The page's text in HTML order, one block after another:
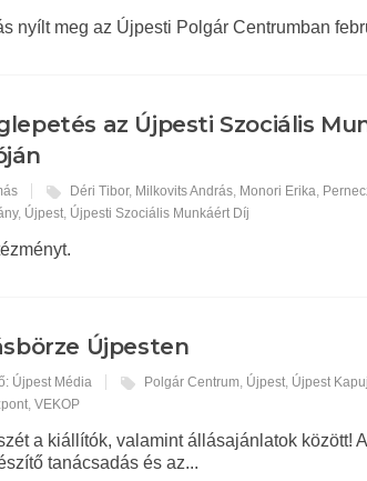
nyílt meg az Újpesti Polgár Centrumban
az Újpesti Szociális
Déri Tibor, Milkovits András Monori Erika
, Újpest Újpesti Szociális Munkáért Díj
Újpesten
Újpest Média Polgár Centrum Újpest Újpest
,VEKOP
a kiállítók, valamint állásajánlatok között!
tanácsadás és az...